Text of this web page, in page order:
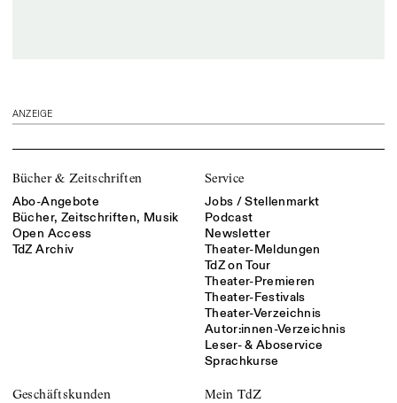
ANZEIGE
Bücher & Zeitschriften
Abo-Angebote
Bücher, Zeitschriften, Musik
Open Access
TdZ Archiv
Service
Jobs / Stellenmarkt
Podcast
Newsletter
Theater-Meldungen
TdZ on Tour
Theater-Premieren
Theater-Festivals
Theater-Verzeichnis
Autor:innen-Verzeichnis
Leser- & Aboservice
Sprachkurse
Geschäftskunden Mein TdZ